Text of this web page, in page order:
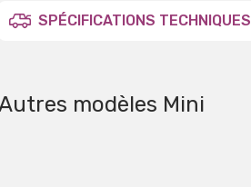
SPÉCIFICATIONS TECHNIQUES
modèles Mini